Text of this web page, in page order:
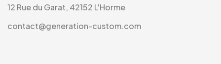
12 Rue du Garat, 42152 L'Horme
contact@generation-custom.com